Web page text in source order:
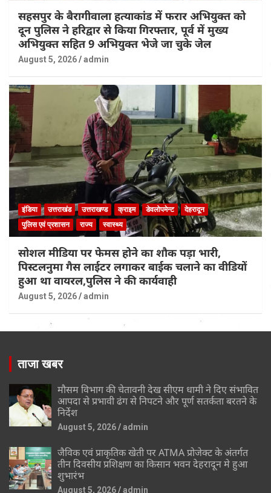
सहसपुर के बैरागीवाला हत्याकांड में फरार अभियुक्त को
दून पुलिस ने हरिद्वार से किया गिरफ्तार, पूर्व में मुख्य
अभियुक्त सहित 9 अभियुक्त भेजे जा चुके जेल
August 5, 2026 admin
इंडिया उत्तराखंड उत्तराखण्ड क्राइम डेवलोपमेन्ट
देहरादून
पुलिस एवं प्रशासन
राज्य स्वास्थ्य
सोशल मीडिया पर फेमस होने का शौक पड़ा भारी,
पिस्टलनुमा गैस लाईटर लगाकर बाईक चलाने का वीडियों
हुआ था वायरल,पुलिस ने की कार्यवाही
August 5, 2026 admin
ताजा खबर
मौसम विभाग की चेतावनी देख सीएम धामी ने दिए संभावित
आपदा से प्रभावी ढंग से निपटने और पूर्ण सतर्कता बरतने के
निर्देश
August 5, 2026 admin
जैविक एवं प्राकृतिक खेती पर ATMA प्रोजेक्ट के अंतर्गत
तीन दिवसीय प्रशिक्षण का किसान भवन देहरादून मे हुआ
शुभारंभ
August 5, 2026 admin